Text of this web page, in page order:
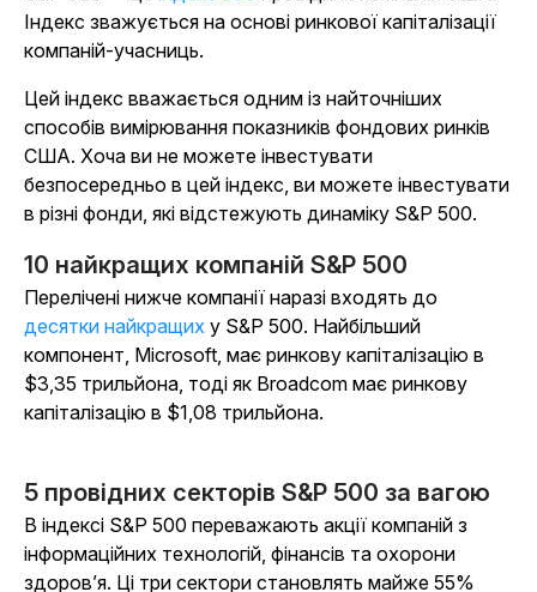
Індекс зважується на основі ринкової капіталізації
компаній-учасниць.
Цей індекс вважається одним із найточніших
способів вимірювання показників фондових ринків
США. Хоча ви не можете інвестувати
безпосередньо в цей індекс, ви можете інвестувати
в різні фонди, які відстежують динаміку S&P 500.
10 найкращих компаній S&P 500
Перелічені нижче компанії наразі входять до
десятки найкращих у S&P 500. Найбільший
компонент, Microsoft, має ринкову капіталізацію в
$3,35 трильйона, тоді як Broadcom має ринкову
капіталізацію в $1,08 трильйона.
5 провідних секторів S&P 500 за вагою
В індексі S&P 500 переважають акції компаній з
інформаційних технологій, фінансів та охорони
здоров’я. Ці три сектори становлять майже 55%